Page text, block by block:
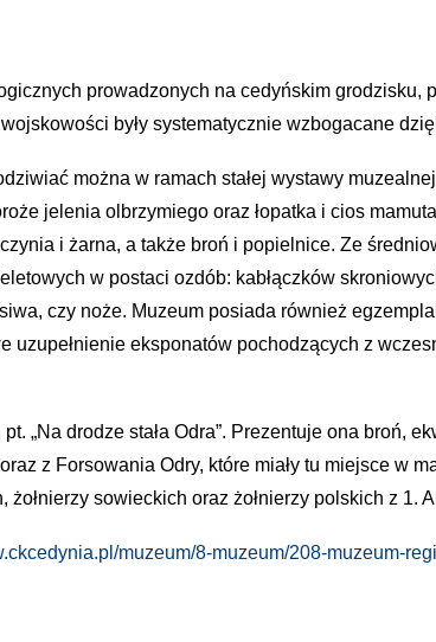
prowadzonych na cedyńskim grodzisku,
były systematycznie wzbogacane
można w ramach stałej wystawy
jelenia olbrzymiego oraz łopatka i cios
i żarna, a także broń i popielnice. Ze
w postaci ozdób: kabłączków
czy noże. Muzeum posiada również
uzupełnienie eksponatów pochodzących z
„Na drodze stała Odra”. Prezentuje ona broń,
z Forsowania Odry, które miały tu miejsce w
sowieckich oraz żołnierzy polskich z 1.
muzeum/8-muzeum/208-muzeum-